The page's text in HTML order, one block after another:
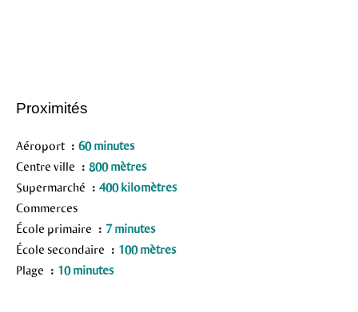
Proximités
Aéroport
60 minutes
Centre ville
800 mètres
Supermarché
400 kilomètres
Commerces
École primaire
7 minutes
École secondaire
100 mètres
Plage
10 minutes